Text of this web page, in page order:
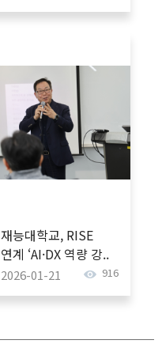
재능대학교, RISE
연계 ‘AI·DX 역량 강..
2026-01-21 916